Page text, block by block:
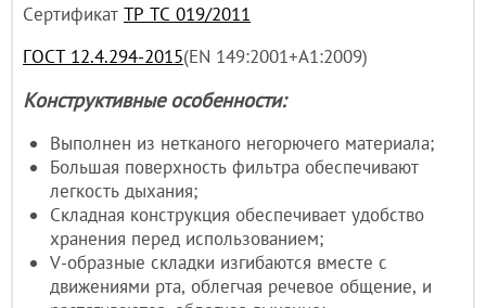
Сертификат ТР ТС 019/2011
ГОСТ 12.4.294-2015(EN 149:2001+А1:2009)
Конструктивные особенности:
Выполнен из нетканого негорючего материала;
Большая поверхность фильтра обеспечивают
легкость дыхания;
Складная конструкция обеспечивает удобство
хранения перед использованием;
V-образные складки изгибаются вместе с
движениями рта, облегчая речевое общение, и